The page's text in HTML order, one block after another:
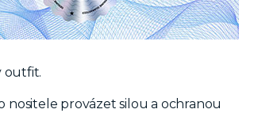
outfit.
nositele provázet silou a ochranou